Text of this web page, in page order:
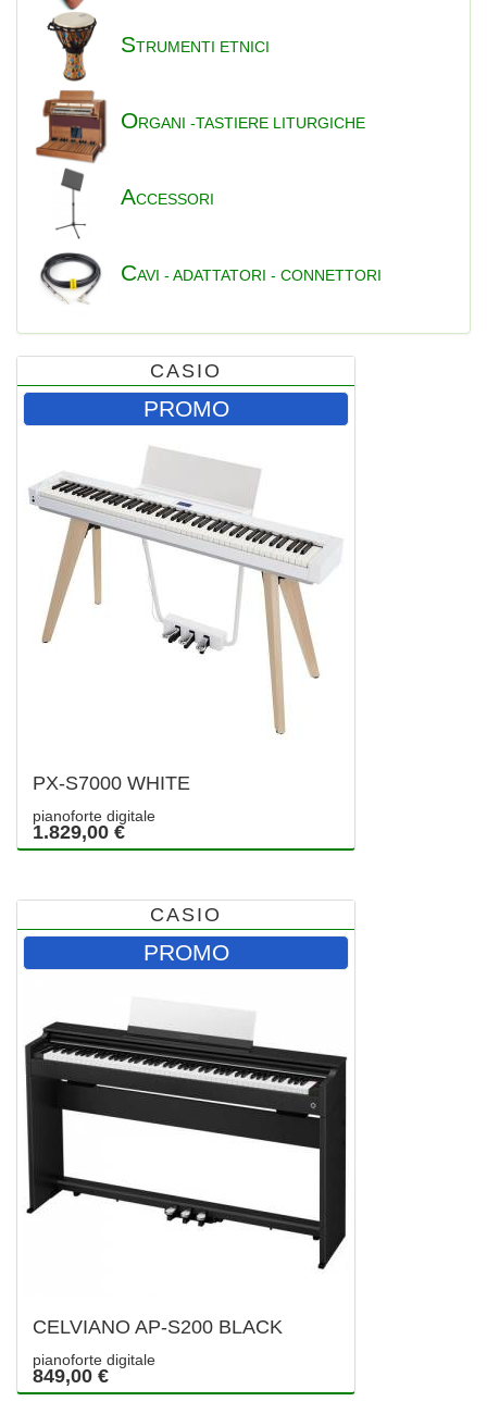
STRUMENTI ETNICI
ORGANI -TASTIERE LITURGICHE
ACCESSORI
CAVI - ADATTATORI - CONNETTORI
CASIO
PROMO
PX-S7000 WHITE
pianoforte digitale
1.829,00 €
CASIO
PROMO
CELVIANO AP-S200 BLACK
pianoforte digitale
849,00 €